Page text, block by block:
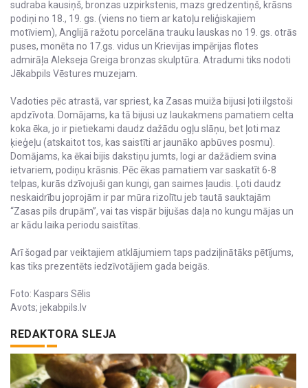
sudraba kausiņš, bronzas uzpirkstenis, mazs gredzentiņš, krāsns
podiņi no 18., 19. gs. (viens no tiem ar katoļu reliģiskajiem
motīviem), Anglijā ražotu porcelāna trauku lauskas no 19. gs. otrās
puses, monēta no 17.gs. vidus un Krievijas impērijas flotes
admirāļa Alekseja Greiga bronzas skulptūra. Atradumi tiks nodoti
Jēkabpils Vēstures muzejam.
Vadoties pēc atrastā, var spriest, ka Zasas muiža bijusi ļoti ilgstoši
apdzīvota. Domājams, ka tā bijusi uz laukakmens pamatiem celta
koka ēka, jo ir pietiekami daudz dažādu ogļu slāņu, bet ļoti maz
ķieģeļu (atskaitot tos, kas saistīti ar jaunāko apbūves posmu).
Domājams, ka ēkai bijis dakstiņu jumts, logi ar dažādiem svina
ietvariem, podiņu krāsnis. Pēc ēkas pamatiem var saskatīt 6-8
telpas, kurās dzīvojuši gan kungi, gan saimes ļaudis. Ļoti daudz
neskaidrību joprojām ir par mūra rizolītu jeb tautā sauktajām
“Zasas pils drupām”, vai tas vispār bijušas daļa no kungu mājas un
ar kādu laika periodu saistītas.
Arī šogad par veiktajiem atklājumiem taps padziļinātāks pētījums,
kas tiks prezentēts iedzīvotājiem gada beigās.
Foto: Kaspars Sēlis
Avots; jekabpils.lv
REDAKTORA SLEJA